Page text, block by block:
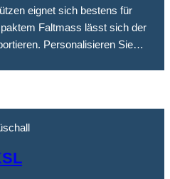
eignet sich bestens für
Faltmass lässt sich der
Personalisieren Sie…